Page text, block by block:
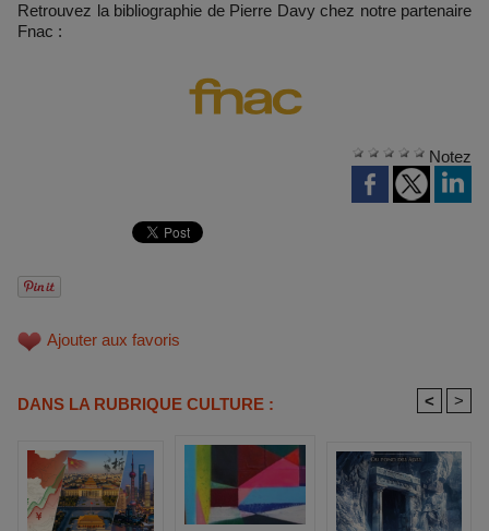
Retrouvez la bibliographie de Pierre Davy chez notre partenaire
Fnac :
Notez
Ajouter aux favoris
DANS LA RUBRIQUE CULTURE : < >